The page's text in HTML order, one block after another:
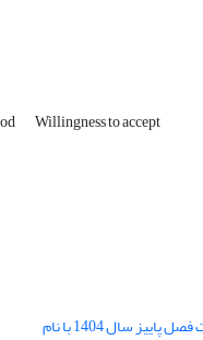
Willingness to accept
بارگذاری فایل کلی مقالات فصل پاییز سال 1404 با نام